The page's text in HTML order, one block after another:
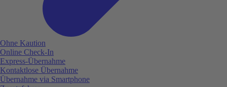
Ohne Kaution
Online Check-In
Express-Übernahme
Kontaktlose Übernahme
Übernahme via Smartphone